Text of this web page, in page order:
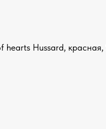
hearts Hussard, красная,